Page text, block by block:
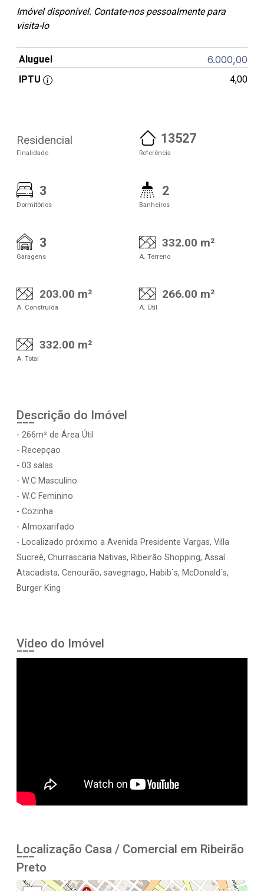
Imóvel disponível. Contate-nos pessoalmente para
visita-lo
Aluguel 6.000,00
IPTU 4,00
Residencial
Finalidade
13527
Referência
3
Dormitórios
2
Banheiros
3
Garagens
332.00 m²
A. Terreno
203.00 m²
A. Construída
266.00 m²
A. Útil
332.00 m²
A. Total
Descrição do Imóvel
- 266m² de Área Útil
- Recepçao
- 03 salas
- W.C Masculino
- W.C Feminino
- Cozinha
- Almoxarifado
- Localizado próximo a Avenida Presidente Vargas, Villa
Sucreê, Churrascaria Nativas, Ribeirão Shopping, Assaí
Atacadista, Cenourão, savegnago, Habib`s, McDonald`s,
Burger King
Vídeo do Imóvel
Localização Casa / Comercial em Ribeirão
Preto